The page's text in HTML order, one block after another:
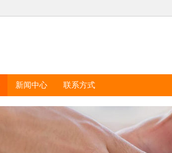
新闻中心 联系方式